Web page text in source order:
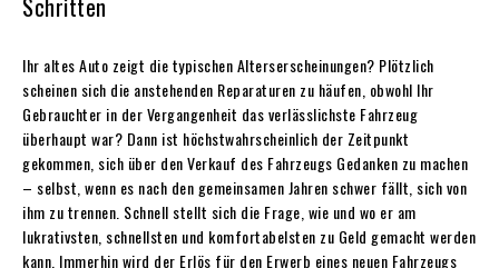
Ihr altes Auto zeigt die typischen Alterserscheinungen? Plötzlich
scheinen sich die anstehenden Reparaturen zu häufen, obwohl Ihr
Gebrauchter in der Vergangenheit das verlässlichste Fahrzeug
überhaupt war? Dann ist höchstwahrscheinlich der Zeitpunkt
gekommen, sich über den Verkauf des Fahrzeugs Gedanken zu machen
– selbst, wenn es nach den gemeinsamen Jahren schwer fällt, sich von
ihm zu trennen. Schnell stellt sich die Frage, wie und wo er am
lukrativsten, schnellsten und komfortabelsten zu Geld gemacht werden
kann. Immerhin wird der Erlös für den Erwerb eines neuen Fahrzeugs